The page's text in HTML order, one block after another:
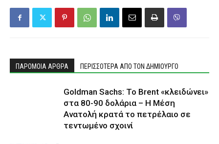
ΠΑΡΟΜΟΙΑ ΑΡΘΡΑ ΠΕΡΙΣΣΟΤΕΡΑ ΑΠΟ ΤΟΝ ΔΗΜΙΟΥΡΓΟ
Goldman Sachs: Το Brent «κλειδώνει»
στα 80-90 δολάρια – Η Μέση
Ανατολή κρατά το πετρέλαιο σε
τεντωμένο σχοινί